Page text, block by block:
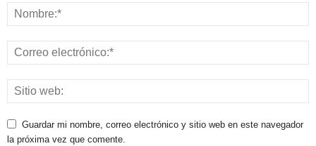
Guardar mi nombre, correo electrónico y sitio web en este navegador
la próxima vez que comente.